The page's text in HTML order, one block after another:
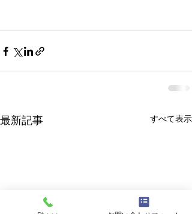
最新記事 すべて表示